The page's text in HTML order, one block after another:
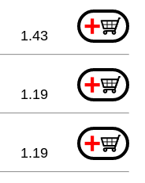
+
1.43
+
1.19
+
1.19